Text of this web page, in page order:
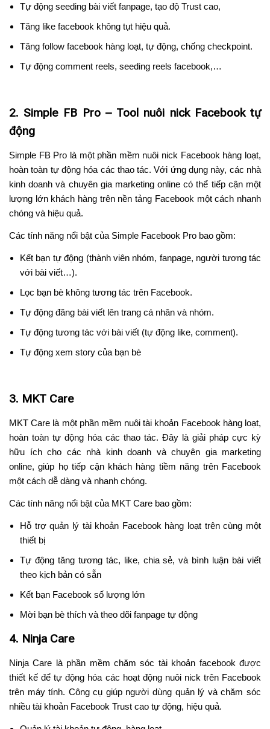
Tự động seeding bài viết fanpage, tạo độ Trust cao,
Tăng like facebook không tụt hiệu quả.
Tăng follow facebook hàng loạt, tự động, chống checkpoint.
Tự động comment reels, seeding reels facebook,…
2. Simple FB Pro – Tool nuôi nick Facebook tự
động
Simple FB Pro là một phần mềm nuôi nick Facebook hàng loạt,
hoàn toàn tự động hóa các thao tác. Với ứng dụng này, các nhà
kinh doanh và chuyên gia marketing online có thể tiếp cận một
lượng lớn khách hàng trên nền tảng Facebook một cách nhanh
chóng và hiệu quả.
Các tính năng nổi bật của Simple Facebook Pro bao gồm:
Kết bạn tự động (thành viên nhóm, fanpage, người tương tác
với bài viết…).
Lọc bạn bè không tương tác trên Facebook.
Tự động đăng bài viết lên trang cá nhân và nhóm.
Tự động tương tác với bài viết (tự động like, comment).
Tự động xem story của bạn bè
3. MKT Care
MKT Care là một phần mềm nuôi tài khoản Facebook hàng loạt,
hoàn toàn tự động hóa các thao tác. Đây là giải pháp cực kỳ
hữu ích cho các nhà kinh doanh và chuyên gia marketing
online, giúp họ tiếp cận khách hàng tiềm năng trên Facebook
một cách dễ dàng và nhanh chóng.
Các tính năng nổi bật của MKT Care bao gồm:
Hỗ trợ quản lý tài khoản Facebook hàng loạt trên cùng một
thiết bị
Tự động tăng tương tác, like, chia sẻ, và bình luận bài viết
theo kịch bản có sẵn
Kết bạn Facebook số lượng lớn
Mời bạn bè thích và theo dõi fanpage tự động
4. Ninja Care
Ninja Care là phần mềm chăm sóc tài khoản facebook được
thiết kế để tự động hóa các hoạt động nuôi nick trên Facebook
trên máy tính. Công cụ giúp người dùng quản lý và chăm sóc
nhiều tài khoản Facebook Trust cao tự động, hiệu quả.